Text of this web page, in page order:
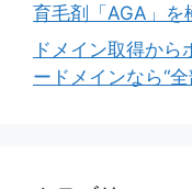
育毛剤「AGA」を
ドメイン取得か
ードメインなら“